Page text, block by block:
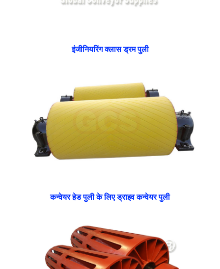
इंजीनियरिंग क्लास ड्रम पुली
कन्वेयर हेड पुली के लिए ड्राइव कन्वेयर पुली